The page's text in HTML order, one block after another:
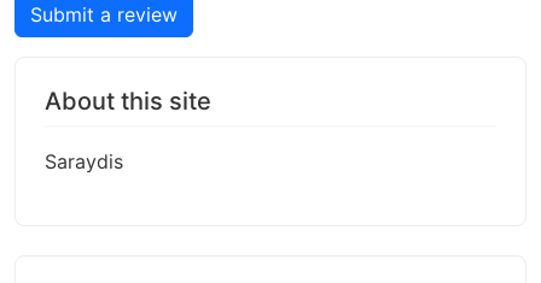
Submit a review
About this site
Saraydis